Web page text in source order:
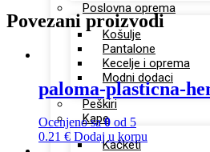
Poslovna oprema
Košulje
Pantalone
Kecelje i oprema
Modni dodaci
Peškiri
Kape
Kačketi
Povezani proizvodi
paloma-plasticna-
Ocenjeno sa0 od 5
0.21 € Dodaj u korpu